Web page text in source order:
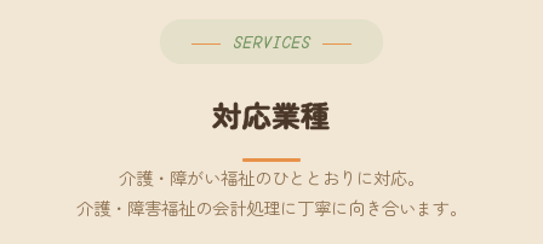
SERVICES
対応業種
介護・障がい福祉のひととおりに対応。
介護・障害福祉の会計処理に丁寧に向き合います。